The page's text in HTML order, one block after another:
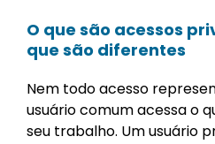
O que são acessos
que são diferentes
Nem todo acesso
usuário comum acessa o
seu trabalho. Um usuário